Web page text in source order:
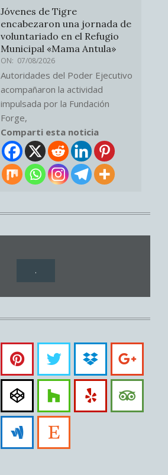
Jóvenes de Tigre
encabezaron una jornada de
voluntariado en el Refugio
Municipal «Mama Antula»
ON: 07/08/2026
Autoridades del Poder Ejecutivo
acompañaron la actividad
impulsada por la Fundación
Forge,
Comparti esta noticia
.